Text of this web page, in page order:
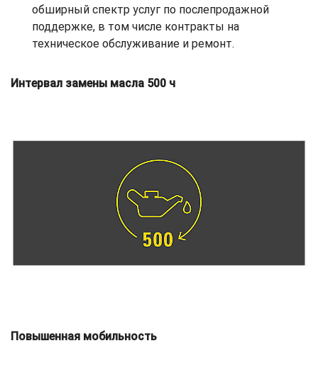
обширный спектр услуг по послепродажной
поддержке, в том числе контракты на
техническое обслуживание и ремонт.
Интервал замены масла 500 ч
Повышенная мобильность